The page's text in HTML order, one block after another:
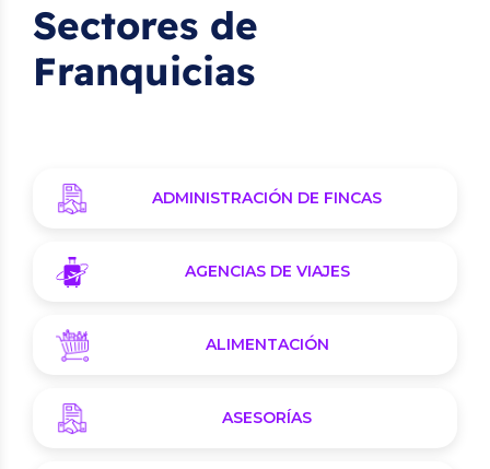
Sectores de
Franquicias
ADMINISTRACIÓN DE FINCAS
AGENCIAS DE VIAJES
ALIMENTACIÓN
ASESORÍAS